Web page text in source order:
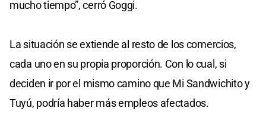
mucho tiempo”, cerró Goggi.
La situación se extiende al resto de los comercios,
cada uno en su propia proporción. Con lo cual, si
deciden ir por el mismo camino que Mi Sandwichito y
Tuyú, podría haber más empleos afectados.